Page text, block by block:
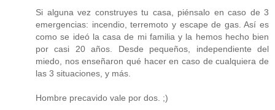
Si alguna vez construyes tu casa, piénsalo en caso de 3
emergencias: incendio, terremoto y escape de gas. Así es
como se ideó la casa de mi familia y la hemos hecho bien
por casi 20 años. Desde pequeños, independiente del
miedo, nos enseñaron qué hacer en caso de cualquiera de
las 3 situaciones, y más.
Hombre precavido vale por dos. ;)